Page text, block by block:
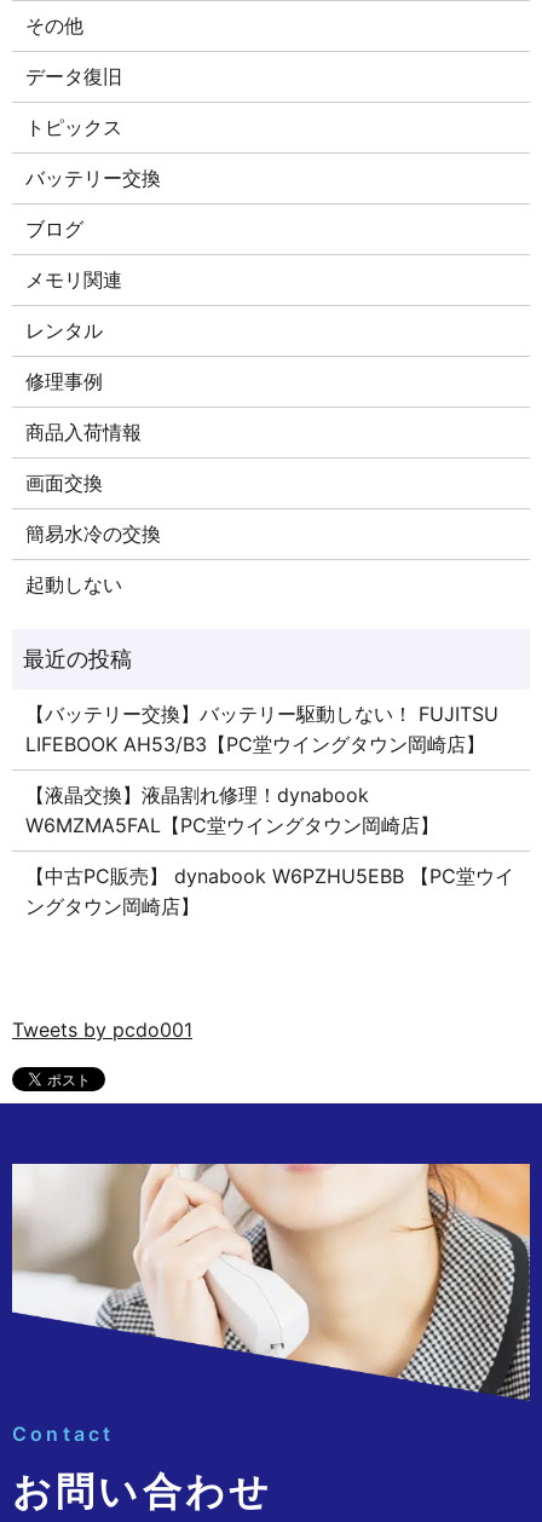
その他
データ復旧
トピックス
バッテリー交換
ブログ
メモリ関連
レンタル
修理事例
商品入荷情報
画面交換
簡易水冷の交換
起動しない
【バッテリー交換】バッテリー駆動しない！ FUJITSU
LIFEBOOK AH53/B3【PC堂ウイングタウン岡崎店】
【液晶交換】液晶割れ修理！dynabook
W6MZMA5FAL【PC堂ウイングタウン岡崎店】
【中古PC販売】 dynabook W6PZHU5EBB 【PC堂ウイ
ングタウン岡崎店】
Tweets by pcdo001
Contact
お問い合わせ